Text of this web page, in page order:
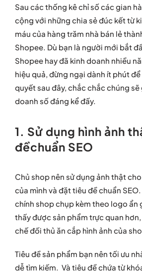
Sau các thống kê chỉ số các gian
cộng với những chia sẻ đúc kết từ
máu của hàng trăm nhà bán lẻ
Shopee. Dù bạn là người mới bắt
Shopee hay đã kinh doanh nhiều
hiệu quả, đừng ngại dành ít phút để
quyết sau đây, chắc chắc chúng
doanh số đáng kể đấy.
1. Sử dụng hình ảnh
đềchuẩn SEO
Chủ shop nên sử dụng ảnh thật
của mình và đặt tiêu đề chuẩn
chính shop chụp kèm theo logo ẩn
thấy được sản phẩm trực quan
chế đối thủ ăn cắp hình ảnh của
Tiêu đề sản phẩm bạn nên tối ưu
dễ tìm kiếm. Và tiêu đề chứa từ